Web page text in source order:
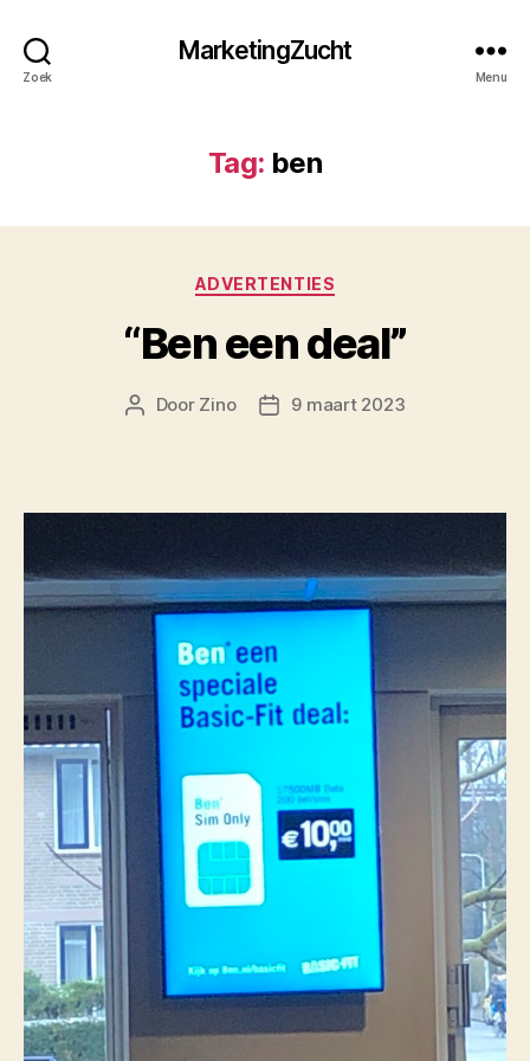
Zoek
MarketingZucht
Menu
Tag: ben
Categorieën
ADVERTENTIES
“Ben een deal”
Berichtauteur
Door Zino Berichtdatum
9 maart 2023